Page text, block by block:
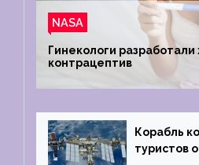
NASA
Гинекологи
контрацептив
Корабль
туристов